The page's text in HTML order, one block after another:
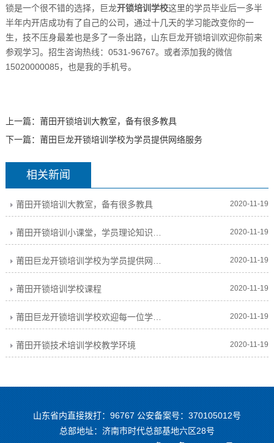
锁是一个很不错的选择，巨龙开锁培训学校这里的学员毕业后一多半
半年内开店成功有了自己的公司，通过十几天的学习能改变你的一
生，技不压身最差也是多了一条出路，山东巨龙开锁培训欢迎你前来
参观学习。招生咨询热线：0531-96767。或者添加我的微信
15020000085，也是我的手机号。
上一篇： 莆田开锁培训大教室，备有很多教具
下一篇： 莆田巨龙开锁培训学校为学员提供网络服务
相关新闻
莆田开锁培训大教室，备有很多教具 2020-11-19
莆田开锁培训小课堂，学员理论知识培训 2020-11-19
莆田巨龙开锁培训学校为学员提供网络服务 2020-11-19
莆田开锁培训学校课程 2020-11-19
莆田巨龙开锁培训学校欢迎每一位学员前来考察 2020-11-19
莆田开锁技术培训学校教学环境 2020-11-19
山东省内直接拨打：96767 公安备案号：370105012号
总部地址：济南市时代总部基地六区28号